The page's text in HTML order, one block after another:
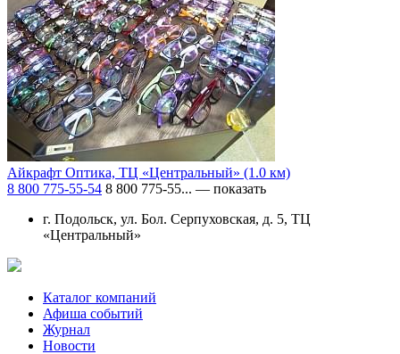
Айкрафт Оптика, ТЦ «Центральный» (1.0 км)
8 800 775-55-54 8 800 775-55... — показать
г. Подольск, ул. Бол. Серпуховская, д. 5, ТЦ
«Центральный»
Каталог компаний
Афиша событий
Журнал
Новости